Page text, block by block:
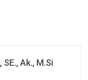
Ak., M.Si